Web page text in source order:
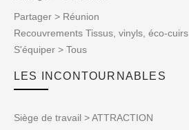
Partager > Réunion
Recouvrements Tissus, vinyls, éco-cuirs
S'équiper > Tous
LES INCONTOURNABLES
Siège de travail > ATTRACTION